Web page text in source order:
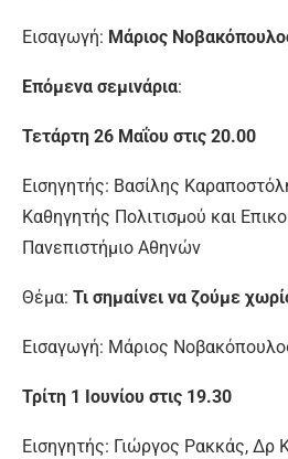
Εισαγωγή: Μάριος
Επόμενα σεμινάρια:
Τετάρτη 26 Μαΐου στις 20.00
Εισηγητής: Βασίλης
Καθηγητής Πολιτισμού και
Πανεπιστήμιο Αθηνών
Θέμα: Τι σημαίνει να ζούμε
Εισαγωγή: Μάριος
Τρίτη 1 Ιουνίου στις 19.30
Εισηγητής: Γιώργος Ρακκάς, Δρ